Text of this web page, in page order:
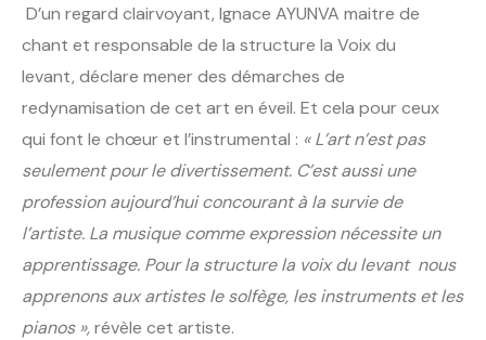
D’un regard clairvoyant, Ignace AYUNVA maitre de
chant et responsable de la structure la Voix du
levant, déclare mener des démarches de
redynamisation de cet art en éveil. Et cela pour ceux
qui font le chœur et l’instrumental : « L’art n’est pas
seulement pour le divertissement. C’est aussi une
profession aujourd’hui concourant à la survie de
l’artiste. La musique comme expression nécessite un
apprentissage. Pour la structure la voix du levant nous
apprenons aux artistes le solfège, les instruments et les
pianos »,révèle cet artiste.